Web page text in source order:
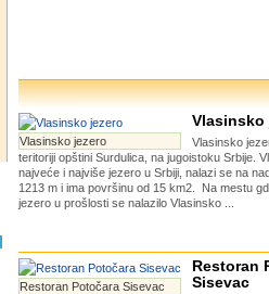
Vlasinsko jezero
Vlasinsko
Vlasinsko
teritoriji opštini Surdulica, na jugoistoku Srbije.
najveće i najviše jezero u Srbiji, nalazi se na
1213 m i ima površinu od 15 km2. Na mestu
jezero u prošlosti se nalazilo Vlasinsko ...
Restoran Potočara Sisevac
Restoran
Sisevac